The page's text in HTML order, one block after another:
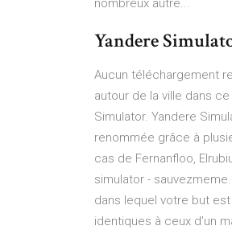
nombreux autre...
Yandere
Aucun téléchargement
autour de la ville dans
Simulator. Yandere
renommée grâce à
cas de Fernanfloo,
simulator -
dans lequel votre but
identiques à ceux d’un